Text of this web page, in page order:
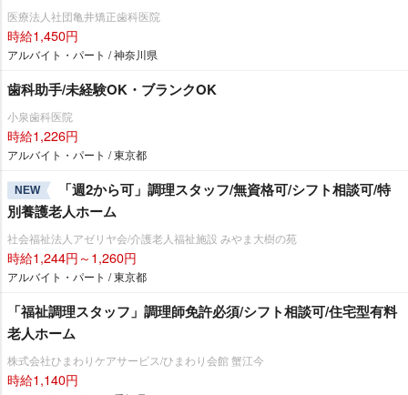
医療法人社団亀井矯正歯科医院
時給1,450円
アルバイト・パート / 神奈川県
歯科助手/未経験OK・ブランクOK
小泉歯科医院
時給1,226円
アルバイト・パート / 東京都
NEW
「週2から可」調理スタッフ/無資格可/シフト相談可/特
別養護老人ホーム
社会福祉法人アゼリヤ会/介護老人福祉施設 みやま大樹の苑
時給1,244円～1,260円
アルバイト・パート / 東京都
「福祉調理スタッフ」調理師免許必須/シフト相談可/住宅型有料
老人ホーム
株式会社ひまわりケアサービス/ひまわり会館 蟹江今
時給1,140円